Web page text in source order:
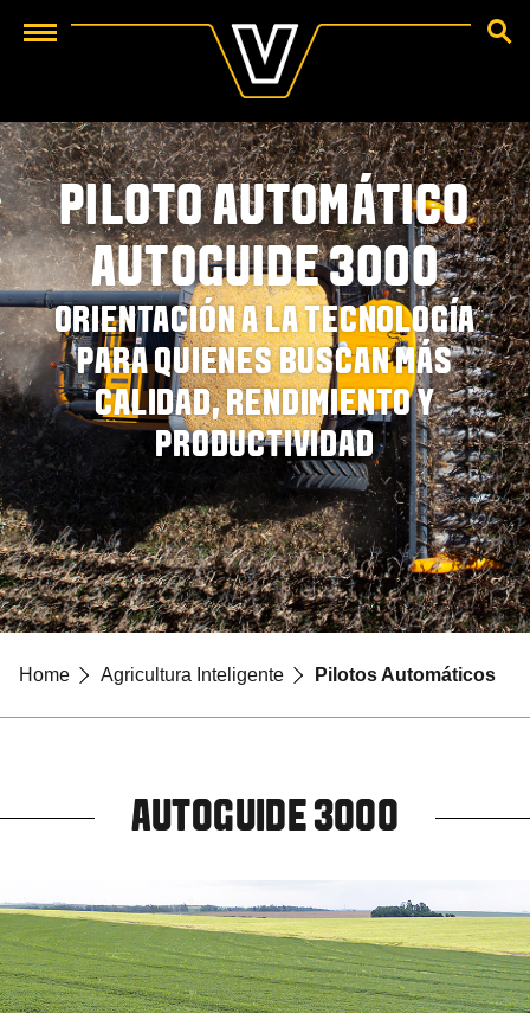
Menu
PILOTO AUTOMÁTICO
AUTOGUIDE 3000
ORIENTACIÓN A LA TECNOLOGÍA
PARA QUIENES BUSCAN MÁS
CALIDAD, RENDIMIENTO Y
PRODUCTIVIDAD
Home Agricultura Inteligente Pilotos Automáticos
AUTOGUIDE 3000